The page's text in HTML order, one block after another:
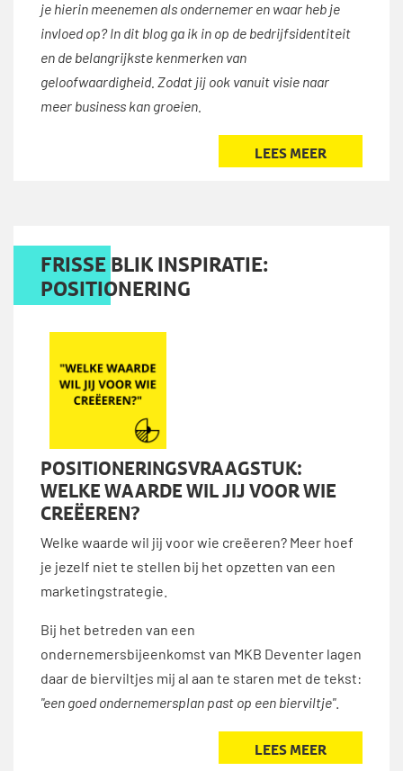
je hierin meenemen als ondernemer en waar heb je
invloed op? In dit blog ga ik in op de bedrijfsidentiteit
en de belangrijkste kenmerken van
geloofwaardigheid. Zodat jij ook vanuit visie naar
meer business kan groeien.
LEES MEER
FRISSE BLIK INSPIRATIE:
POSITIONERING
POSITIONERINGSVRAAGSTUK:
WELKE WAARDE WIL JIJ VOOR WIE
CREËEREN?
Welke waarde wil jij voor wie creëeren? Meer hoef
je jezelf niet te stellen bij het opzetten van een
marketingstrategie.
Bij het betreden van een
ondernemersbijeenkomst van MKB Deventer lagen
daar de bierviltjes mij al aan te staren met de tekst:
"een goed ondernemersplan past op een bierviltje".
LEES MEER